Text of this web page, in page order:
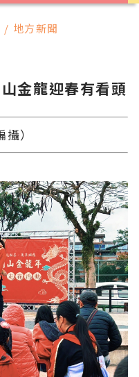
/ 地方新聞
金龍迎春有看頭
）